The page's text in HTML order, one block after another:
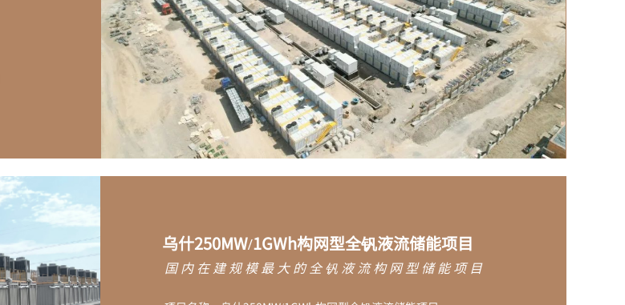
国内在建规模最大的全钒液流构网型储能项目
乌什250MW/1GWh构网型全钒液流储能项目